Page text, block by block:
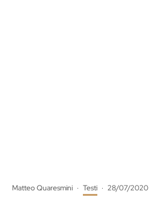
Matteo Quaresmini · Testi · 28/07/2020